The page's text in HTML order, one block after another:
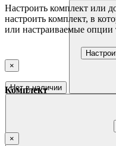
Нет в наличии
Настроить комплект или
настроить комплект, в
или настраиваемые опции
×
Комплект
×